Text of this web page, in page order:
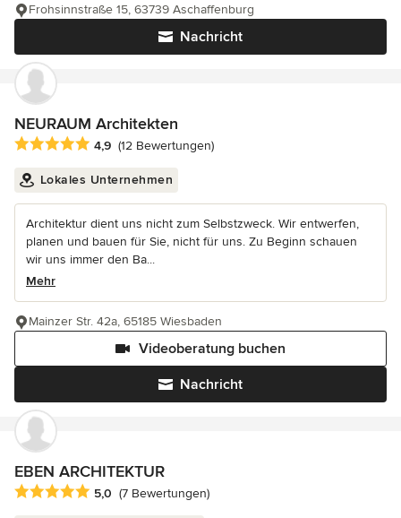
Nachricht
Frohsinnstraße 15, 63739 Aschaffenburg
NEURAUM Architekten
Durchschnittliche Bewertung: 4.9 von 5 Sternen
4,9 (12 Bewertungen)
Lokales Unternehmen
Architektur dient uns nicht zum Selbstzweck. Wir entwerfen,
planen und bauen für Sie, nicht für uns. Zu Beginn schauen
wir uns immer den Ba...
Mehr
Nachricht
Videoberatung buchen
Mainzer Str. 42a, 65185 Wiesbaden
EBEN ARCHITEKTUR
Durchschnittliche Bewertung: 5 von 5 Sternen
5,0 (7 Bewertungen)